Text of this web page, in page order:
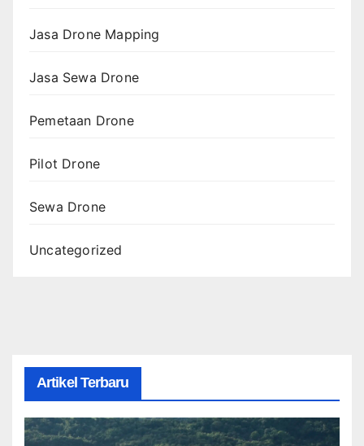
Jasa Drone Mapping
Jasa Sewa Drone
Pemetaan Drone
Pilot Drone
Sewa Drone
Uncategorized
Artikel Terbaru